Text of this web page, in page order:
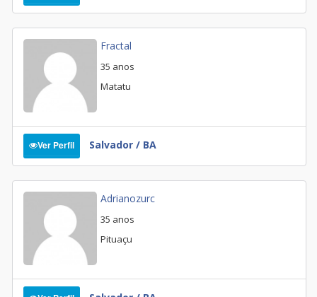
Fractal
35 anos
Matatu
Ver Perfil Salvador / BA
Adrianozurc
35 anos
Pituaçu